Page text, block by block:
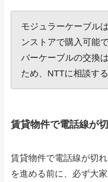
モジュラーケーブル
ンストアで購入可能
バーケーブルの交換
ため、NTTに相談す
賃貸物件で電話線が
賃貸物件で電話線が切
を進める前に、必ず大